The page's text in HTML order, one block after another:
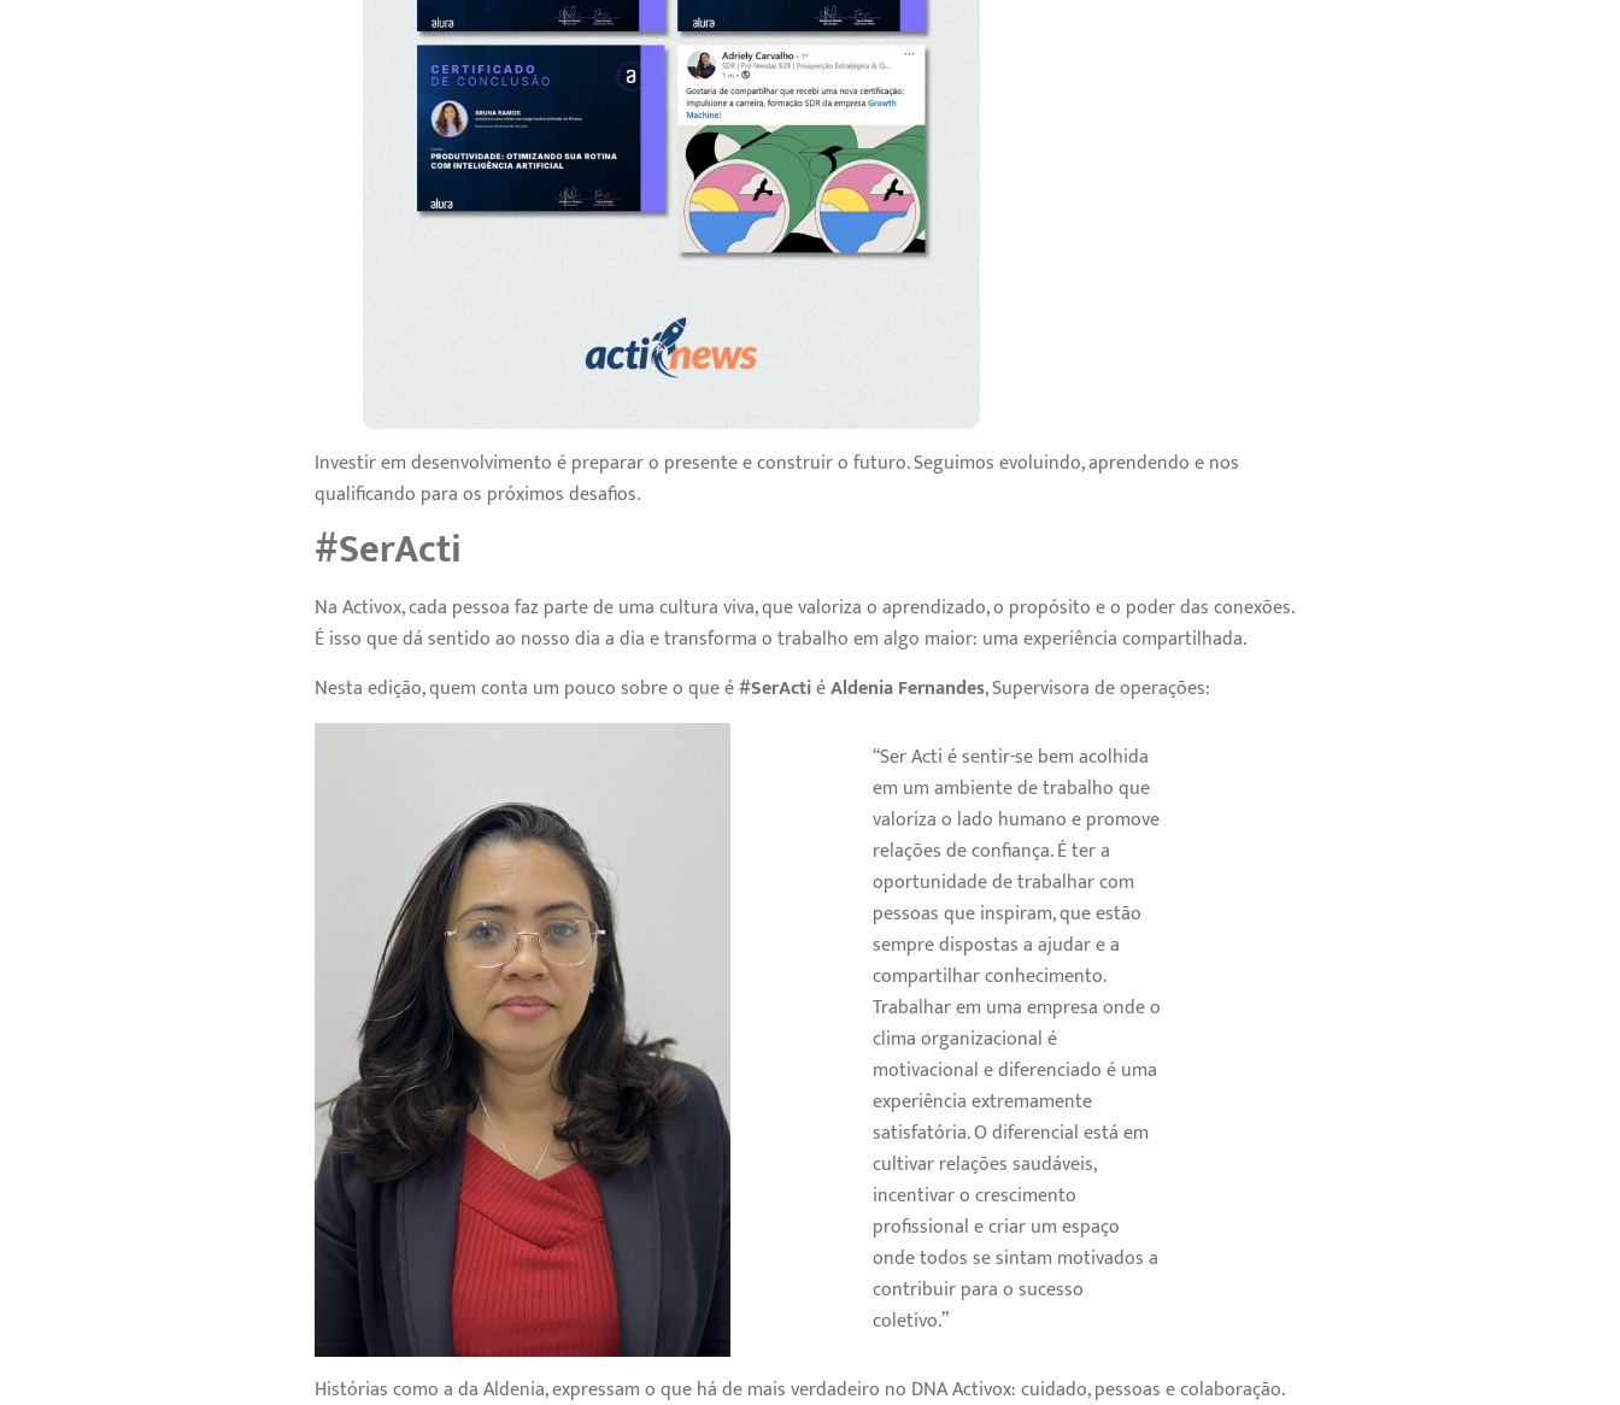
Investir em desenvolvimento é preparar o presente e construir o futuro. Seguimos evoluindo, aprendendo e nos
qualificando para os próximos desafios.
#SerActi
Na Activox, cada pessoa faz parte de uma cultura viva, que valoriza o aprendizado, o propósito e o poder das conexões.
É isso que dá sentido ao nosso dia a dia e transforma o trabalho em algo maior: uma experiência compartilhada.
Nesta edição, quem conta um pouco sobre o que é#SerActiéAldenia Fernandes, Supervisora de operações:
“Ser Acti é sentir-se bem acolhida
em um ambiente de trabalho que
valoriza o lado humano e promove
relações de confiança. É ter a
oportunidade de trabalhar com
pessoas que inspiram, que estão
sempre dispostas a ajudar e a
compartilhar conhecimento.
Trabalhar em uma empresa onde o
clima organizacional é
motivacional e diferenciado é uma
experiência extremamente
satisfatória. O diferencial está em
cultivar relações saudáveis,
incentivar o crescimento
profissional e criar um espaço
onde todos se sintam motivados a
contribuir para o sucesso
coletivo.”
Histórias como a da Aldenia, expressam o que há de mais verdadeiro no DNA Activox: cuidado, pessoas e colaboração.